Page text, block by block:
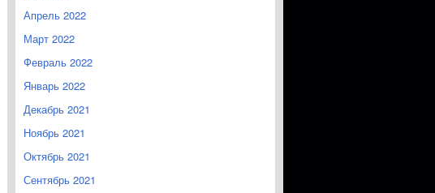
Апрель 2022
Март 2022
Февраль 2022
Январь 2022
Декабрь 2021
Ноябрь 2021
Октябрь 2021
Сентябрь 2021